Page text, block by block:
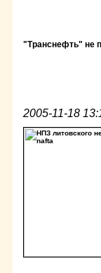
"Транснефть" не
2005-11-18